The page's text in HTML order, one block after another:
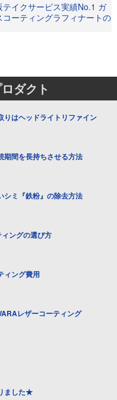
テイクサービス実績No.1 ガ
コーティングラフィナートの
ダクト
りはヘッドライトリファイン
期間を長持ちさせる方法
シミ『鉄粉』の除去方法
ングの選び方
ィング費用
レザーコーティング
ました★